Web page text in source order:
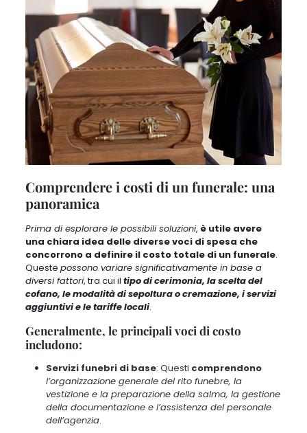
Comprendere i costi di un funerale: una
panoramica
Prima di esplorare le possibili soluzioni, è utile avere
una chiara idea delle diverse voci di spesa che
concorrono a definire il costo totale di un funerale.
Queste possono variare significativamente in base a
diversi fattori, tra cui il tipo di cerimonia, la scelta del
cofano, le modalità di sepoltura o cremazione, i servizi
aggiuntivi e le tariffe locali.
Generalmente, le principali voci di costo
includono:
Servizi funebri di base: Questi comprendono
l’organizzazione generale del rito funebre, la
vestizione e la preparazione della salma, la gestione
della documentazione e l’assistenza del personale
dell’agenzia.